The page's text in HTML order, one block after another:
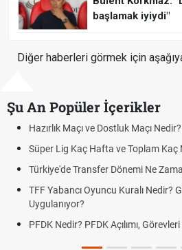
başlamak iyiydi"
Diğer haberleri görmek için
Şu An Popüler İçerikler
Farkları
Puan Durumunda AG,
Skor Ne Demek? Sporda
Futbol Nasıl Oynanır?
Deplasman Golü Kuralı
Uygulanıyor?
DGS Sonuçları Ne